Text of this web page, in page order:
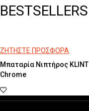
BESTSELLERS
ΖΗΤΗΣΤΕ ΠΡΟΣΦΟΡΑ
Μπαταρία Νιπτήρος KLINT
Chrome